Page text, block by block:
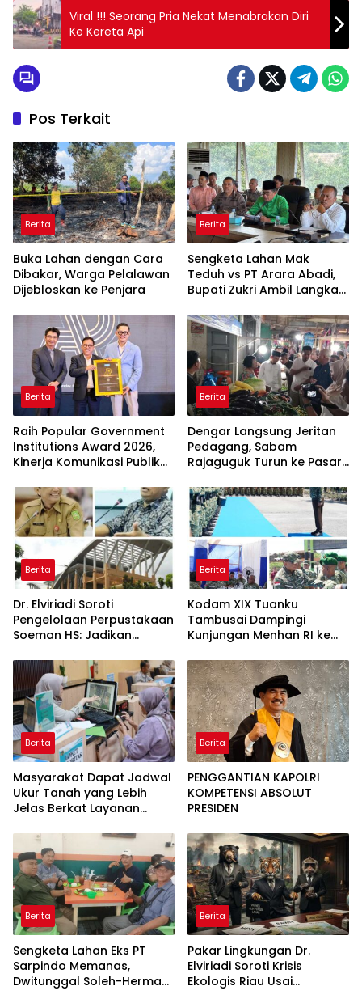
Viral !!! Seorang Pria Nekat Menabrakan Diri
Ke Kereta Api
Pos Terkait
Berita
Buka Lahan dengan Cara
Dibakar, Warga Pelalawan
Dijebloskan ke Penjara
Berita
Sengketa Lahan Mak
Teduh vs PT Arara Abadi,
Bupati Zukri Ambil Langkah
Berita
Raih Popular Government
Institutions Award 2026,
Kinerja Komunikasi Publik
Kembali Diakui
Berita
Dengar Langsung Jeritan
Pedagang, Sabam
Rajaguguk Turun ke Pasar
Berita
Dr. Elviriadi Soroti
Pengelolaan Perpustakaan
Soeman HS: Jadikan
Kawah Candradimuka
Intelektual
Berita
Kodam XIX Tuanku
Tambusai Dampingi
Kunjungan Menhan RI ke
Perkuat Pembangunan
Satuan
Berita
Masyarakat Dapat Jadwal
Ukur Tanah yang Lebih
Jelas Berkat Layanan
Berita
PENGGANTIAN KAPOLRI
KOMPETENSI ABSOLUT
PRESIDEN
Berita
Sengketa Lahan Eks PT
Sarpindo Memanas,
Dwitunggal Soleh-Herman
Berita
Pakar Lingkungan Dr.
Elviriadi Soroti Krisis
Ekologis Riau Usai